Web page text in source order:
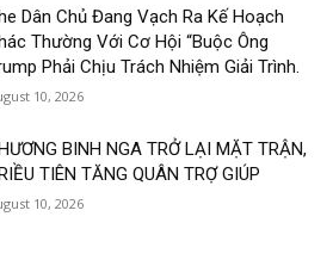
Dân Chủ Đang Vạch Ra Kế Hoạch
Thường Với Cơ Hội “Buộc Ông
Phải Chịu Trách Nhiệm Giải Trình.
10, 2026
BINH NGA TRỞ LẠI MẶT TRẬN,
TIÊN TĂNG QUÂN TRỢ GIÚP
10, 2026